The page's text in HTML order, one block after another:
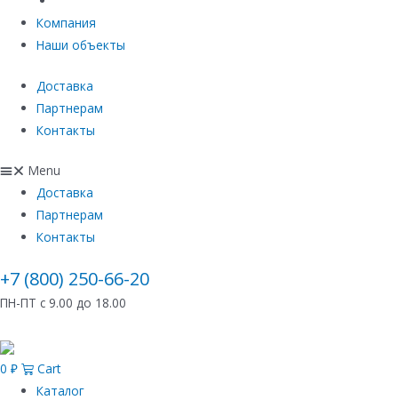
Компания
Наши объекты
Доставка
Партнерам
Контакты
Menu
Доставка
Партнерам
Контакты
+7 (800) 250-66-20
ПН-ПТ с 9.00 до 18.00
0 ₽
Cart
Каталог